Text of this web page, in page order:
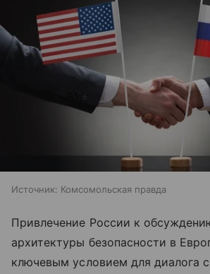
Источник: Комсомольская правда
Привлечение России к
архитектуры безопасности в
ключевым условием для диалога